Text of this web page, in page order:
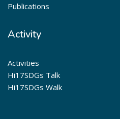
Publications
Activity
Activities
Hi17SDGs Talk
Hi17SDGs Walk